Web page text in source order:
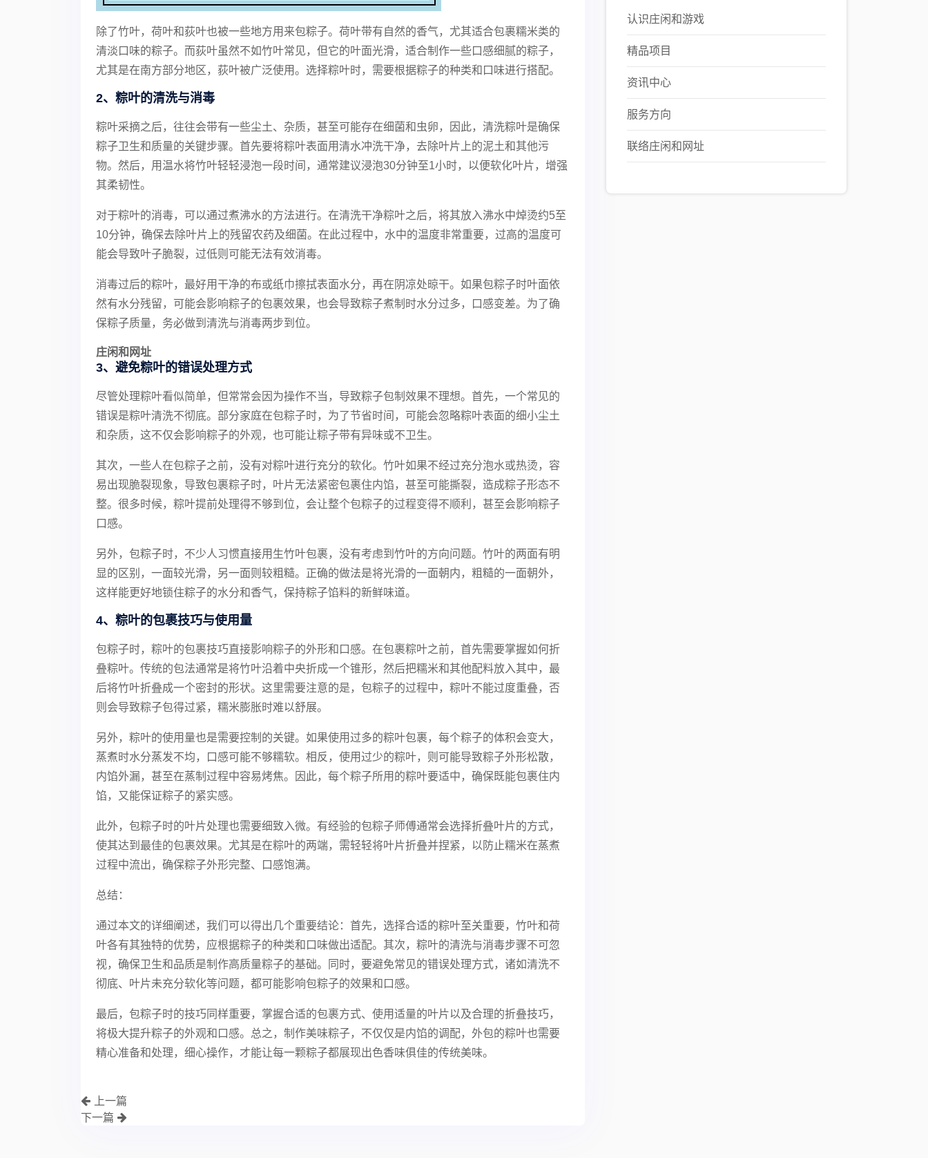
除了竹叶，荷叶和荻叶也被一些地方用来包粽子。荷叶带有自然的香气，尤其适合包裹糯米类的
清淡口味的粽子。而荻叶虽然不如竹叶常见，但它的叶面光滑，适合制作一些口感细腻的粽子，
尤其是在南方部分地区，荻叶被广泛使用。选择粽叶时，需要根据粽子的种类和口味进行搭配。
2、粽叶的清洗与消毒
粽叶采摘之后，往往会带有一些尘土、杂质，甚至可能存在细菌和虫卵，因此，清洗粽叶是确保
粽子卫生和质量的关键步骤。首先要将粽叶表面用清水冲洗干净，去除叶片上的泥土和其他污
物。然后，用温水将竹叶轻轻浸泡一段时间，通常建议浸泡30分钟至1小时，以便软化叶片，增强
其柔韧性。
对于粽叶的消毒，可以通过煮沸水的方法进行。在清洗干净粽叶之后，将其放入沸水中焯烫约5至
10分钟，确保去除叶片上的残留农药及细菌。在此过程中，水中的温度非常重要，过高的温度可
能会导致叶子脆裂，过低则可能无法有效消毒。
消毒过后的粽叶，最好用干净的布或纸巾擦拭表面水分，再在阴凉处晾干。如果包粽子时叶面依
然有水分残留，可能会影响粽子的包裹效果，也会导致粽子煮制时水分过多，口感变差。为了确
保粽子质量，务必做到清洗与消毒两步到位。
庄闲和网址
3、避免粽叶的错误处理方式
尽管处理粽叶看似简单，但常常会因为操作不当，导致粽子包制效果不理想。首先，一个常见的
错误是粽叶清洗不彻底。部分家庭在包粽子时，为了节省时间，可能会忽略粽叶表面的细小尘土
和杂质，这不仅会影响粽子的外观，也可能让粽子带有异味或不卫生。
其次，一些人在包粽子之前，没有对粽叶进行充分的软化。竹叶如果不经过充分泡水或热烫，容
易出现脆裂现象，导致包裹粽子时，叶片无法紧密包裹住内馅，甚至可能撕裂，造成粽子形态不
整。很多时候，粽叶提前处理得不够到位，会让整个包粽子的过程变得不顺利，甚至会影响粽子
口感。
另外，包粽子时，不少人习惯直接用生竹叶包裹，没有考虑到竹叶的方向问题。竹叶的两面有明
显的区别，一面较光滑，另一面则较粗糙。正确的做法是将光滑的一面朝内，粗糙的一面朝外，
这样能更好地锁住粽子的水分和香气，保持粽子馅料的新鲜味道。
4、粽叶的包裹技巧与使用量
包粽子时，粽叶的包裹技巧直接影响粽子的外形和口感。在包裹粽叶之前，首先需要掌握如何折
叠粽叶。传统的包法通常是将竹叶沿着中央折成一个锥形，然后把糯米和其他配料放入其中，最
后将竹叶折叠成一个密封的形状。这里需要注意的是，包粽子的过程中，粽叶不能过度重叠，否
则会导致粽子包得过紧，糯米膨胀时难以舒展。
另外，粽叶的使用量也是需要控制的关键。如果使用过多的粽叶包裹，每个粽子的体积会变大，
蒸煮时水分蒸发不均，口感可能不够糯软。相反，使用过少的粽叶，则可能导致粽子外形松散，
内馅外漏，甚至在蒸制过程中容易烤焦。因此，每个粽子所用的粽叶要适中，确保既能包裹住内
馅，又能保证粽子的紧实感。
此外，包粽子时的叶片处理也需要细致入微。有经验的包粽子师傅通常会选择折叠叶片的方式，
使其达到最佳的包裹效果。尤其是在粽叶的两端，需轻轻将叶片折叠并捏紧，以防止糯米在蒸煮
过程中流出，确保粽子外形完整、口感饱满。
总结：
通过本文的详细阐述，我们可以得出几个重要结论：首先，选择合适的粽叶至关重要，竹叶和荷
叶各有其独特的优势，应根据粽子的种类和口味做出适配。其次，粽叶的清洗与消毒步骤不可忽
视，确保卫生和品质是制作高质量粽子的基础。同时，要避免常见的错误处理方式，诸如清洗不
彻底、叶片未充分软化等问题，都可能影响包粽子的效果和口感。
最后，包粽子时的技巧同样重要，掌握合适的包裹方式、使用适量的叶片以及合理的折叠技巧，
将极大提升粽子的外观和口感。总之，制作美味粽子，不仅仅是内馅的调配，外包的粽叶也需要
精心准备和处理，细心操作，才能让每一颗粽子都展现出色香味俱佳的传统美味。
上一篇
下一篇
认识庄闲和游戏
精品项目
资讯中心
服务方向
联络庄闲和网址